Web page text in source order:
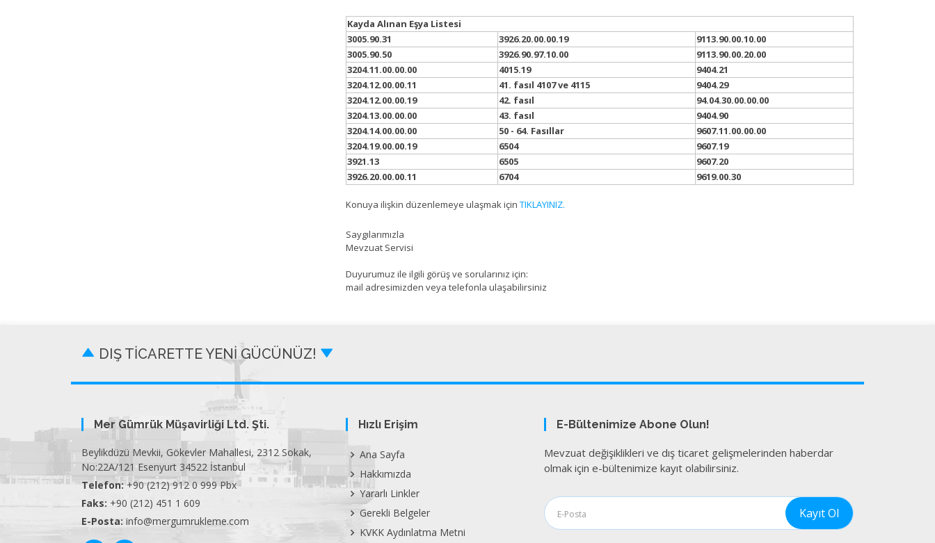
Kayda Alınan Eşya Listesi
3005.90.31
3926.20.00.00.19
9113.90.00.10.00
3005.90.50
3926.90.97.10.00
9113.90.00.20.00
3204.11.00.00.00
4015.19
9404.21
3204.12.00.00.11
41. fasıl 4107 ve 4115
9404.29
3204.12.00.00.19
42. fasıl
94.04.30.00.00.00
3204.13.00.00.00
43. fasıl
9404.90
3204.14.00.00.00
50 - 64. Fasıllar
9607.11.00.00.00
3204.19.00.00.19
6504
9607.19
3921.13
6505
9607.20
3926.20.00.00.11
6704 9619.00.30
Konuya ilişkin düzenlemeye ulaşmak için TIKLAYINIZ.
Saygılarımızla
Mevzuat Servisi
Duyurumuz ile ilgili görüş ve sorularınız için:
mail adresimizden veya telefonla ulaşabilirsiniz
DIŞ TİCARETTE YENİ GÜCÜNÜZ!
Mer Gümrük Müşavirliği Ltd. Şti.
Beylikdüzü Mevkii, Gökevler Mahallesi, 2312 Sokak,
No:22A/121 Esenyurt 34522 İstanbul
Telefon: +90 (212) 912 0 999 Pbx
Faks: +90 (212) 451 1 609
E-Posta: info@mergumrukleme.com
Hızlı Erişim
Ana Sayfa
Hakkımızda
Yararlı Linkler
Gerekli Belgeler
KVKK Aydınlatma Metni
E-Bültenimize Abone Olun!
Mevzuat değişiklikleri ve dış ticaret gelişmelerinden haberdar
olmak için e-bültenimize kayıt olabilirsiniz.